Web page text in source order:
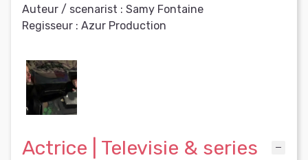
Auteur / scenarist : Samy Fontaine
Regisseur : Azur Production
Actrice | Televisie & series